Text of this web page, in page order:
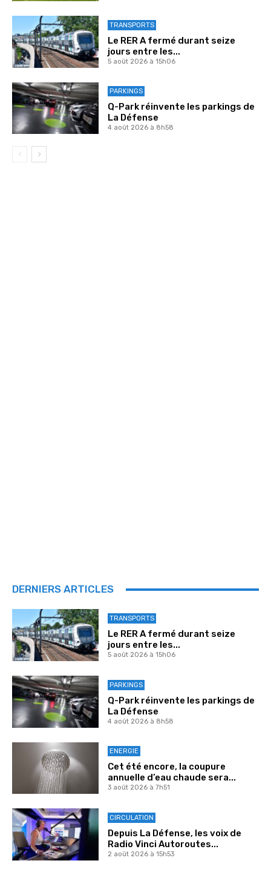
TRANSPORTS
Le RER A fermé durant seize
jours entre les...
5 août 2026 à 15h06
PARKINGS
Q-Park réinvente les parkings de
La Défense
4 août 2026 à 8h58
DERNIERS ARTICLES
TRANSPORTS
Le RER A fermé durant seize
jours entre les...
5 août 2026 à 15h06
PARKINGS
Q-Park réinvente les parkings de
La Défense
4 août 2026 à 8h58
ENERGIE
Cet été encore, la coupure
annuelle d’eau chaude sera...
3 août 2026 à 7h51
CIRCULATION
Depuis La Défense, les voix de
Radio Vinci Autoroutes...
2 août 2026 à 15h53